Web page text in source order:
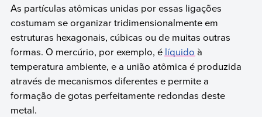
As partículas atômicas unidas por essas ligações
costumam se organizar tridimensionalmente em
estruturas hexagonais, cúbicas ou de muitas outras
formas. O mercúrio, por exemplo, élíquidoà
temperatura ambiente, e a união atômica é produzida
através de mecanismos diferentes e permite a
formação de gotas perfeitamente redondas deste
metal.